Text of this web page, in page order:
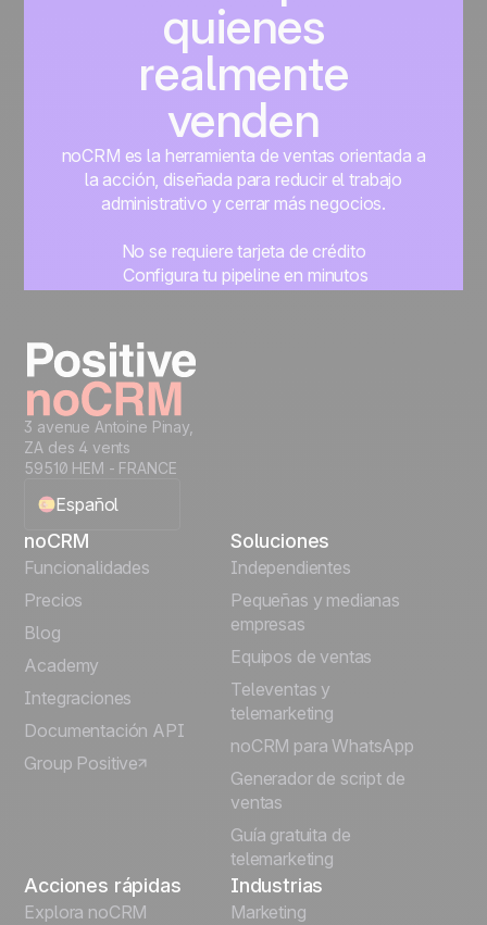
quienes
realmente
venden
noCRM es la herramienta de ventas orientada a
la acción, diseñada para reducir el trabajo
administrativo y cerrar más negocios.
No se requiere tarjeta de crédito
Configura tu pipeline en minutos
3 avenue Antoine Pinay,
ZA des 4 vents
59510 HEM - FRANCE
Español
English
Português
Italiano
Deutsch
noCRM
Funcionalidades
Precios
Blog
Academy
Integraciones
Documentación API
Group Positive
Soluciones
Independientes
Pequeñas y medianas
empresas
Equipos de ventas
Televentas y
telemarketing
noCRM para WhatsApp
Generador de script de
ventas
Guía gratuita de
telemarketing
Acciones rápidas
Explora noCRM
Industrias
Marketing